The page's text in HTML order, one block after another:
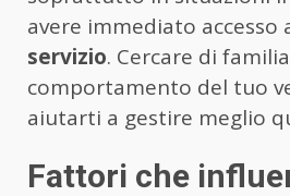
avere immediato accesso
servizio. Cercare di
comportamento del tuo
aiutarti a gestire meglio
Fattori che